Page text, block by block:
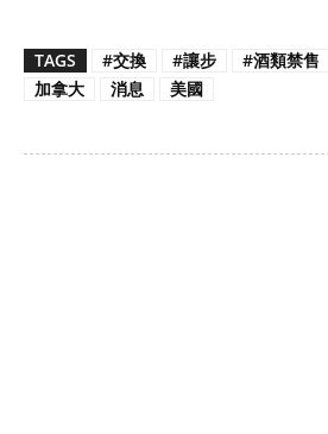
TAGS #交換 #讓步 #酒類禁售
加拿大
消息 美國